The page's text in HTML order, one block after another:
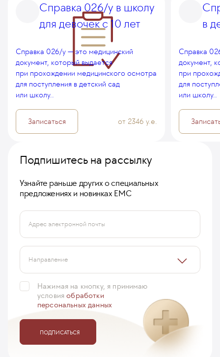
Справка 026/у в школу
для девочек с 10 лет
Справка 026/у — это медицинский
документ, который выдается
при прохождении медицинского осмотра
для поступления в детский сад
или школу..
Записаться от 2346 у.е.
в
Справка
документ,
при
для
или школу..
Подпишитесь на рассылку
Узнайте раньше других о специальных
предложениях и новинках ЕМС
Адрес электронной почты
Направление
Нажимая на кнопку, я принимаю
условияобработки
персональных данных
ПОДПИСАТЬСЯ